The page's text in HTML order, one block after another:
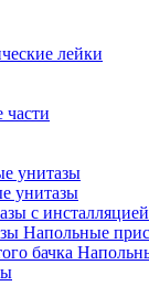
лейки
унитазы
унитазы
с инсталляцией
Напольные